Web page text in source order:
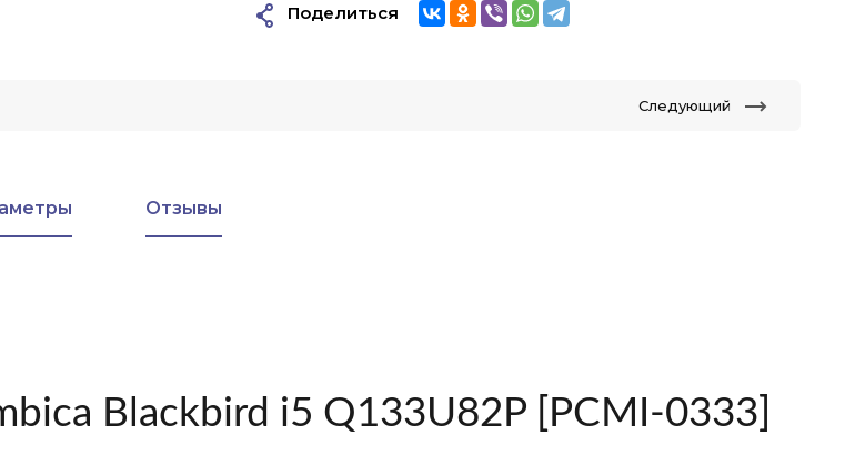
Поделиться
Следующий
Отзывы
Blackbird i5 Q133U82P [PCMI-0333]